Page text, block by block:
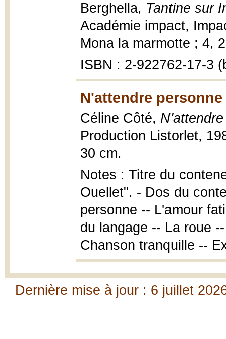
Berghella, Tantine sur
Académie impact,
Mona la marmotte ; 4,
ISBN : 2-922762-17-3
N'attendre personne
Céline Côté,
Production Listorlet,
30 cm.
Notes : Titre du
Ouellet". - Dos du
personne -- L'amour
du langage -- La roue
Chanson tranquille --
Dernière mise à jour : 6 juillet